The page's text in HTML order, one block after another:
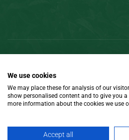
Gestaltung
We use cookies
We may place these for analysis of our
show personalised content and to give you a
more information about the cookies we use
Accept all